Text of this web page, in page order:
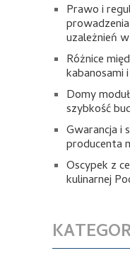
Prawo i
uzależnień
Różnice
kabanosami
Domy
szybkość
Gwarancja i
producenta
Oscypek z
kulinarnej